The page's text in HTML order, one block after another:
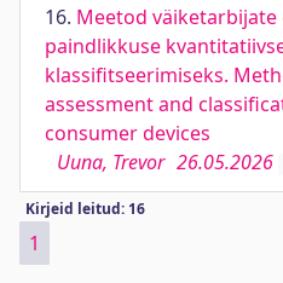
16. Meetod
paindlikkuse
klassifitseerimiseks.
assessment and
consumer devices
Uuna, Trevor 26.05.2026
Kirjeid leitud: 16
1